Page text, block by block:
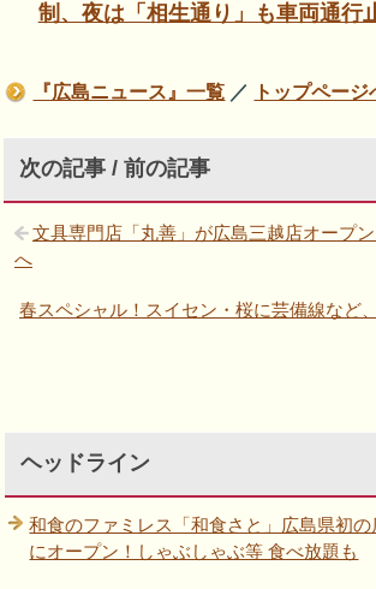
制、夜は「相生通り」も車両通行
『広島ニュース』一覧 ／ トップページ
次の記事 / 前の記事
文具専門店「丸善」が広島三越店オープ
へ
春スペシャル！スイセン・桜に芸備線など
ヘッドライン
和食のファミレス「和食さと」広島県初
にオープン！しゃぶしゃぶ等 食べ放題も